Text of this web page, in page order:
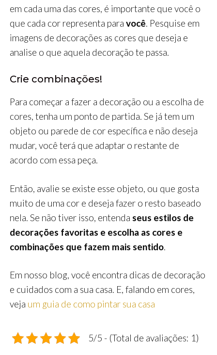
em cada uma das cores, é importante que você o
que cada cor representa para você. Pesquise em
imagens de decorações as cores que deseja e
analise o que aquela decoração te passa.
Crie combinações!
Para começar a fazer a decoração ou a escolha de
cores, tenha um ponto de partida. Se já tem um
objeto ou parede de cor específica e não deseja
mudar, você terá que adaptar o restante de
acordo com essa peça.
Então, avalie se existe esse objeto, ou que gosta
muito de uma cor e deseja fazer o resto baseado
nela. Se não tiver isso, entenda seus estilos de
decorações favoritas e escolha as cores e
combinações que fazem mais sentido.
Em nosso blog, você encontra dicas de decoração
e cuidados com a sua casa. E, falando em cores,
veja um guia de como pintar sua casa
5/5 - (Total de avaliações: 1)